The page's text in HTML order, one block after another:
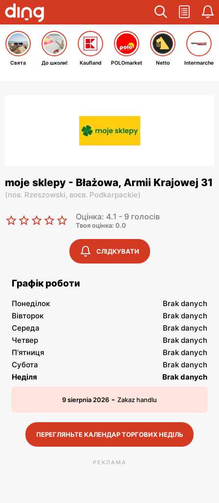
Свята До школи! Kaufland POLOmarket Netto Intermarche
moje sklepy - Błażowa, Armii Krajowej 31
(пов. Rzeszowski, воєв. Podkarpackie)
Оцінка: 4.1 - 9 голосів
Твоя оцінка: 0.0
СЛІДКУВАТИ
Графік роботи
Понеділок
Brak danych
Вівторок
Brak danych
Середа
Brak danych
Четвер
Brak danych
П'ятниця
Brak danych
Субота
Brak danych
Неділя
Brak danych
9 sierpnia 2026 - Zakaz handlu
ПЕРЕГЛЯНЬТЕ КАЛЕНДАР ТОРГОВИХ НЕДІЛЬ
РЕКЛАМА